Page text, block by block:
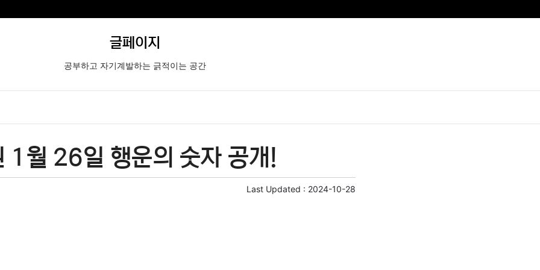
글페이지
공부하고 자기계발하는 긁적이는 공간
1월 26일 행운의 숫자 공개!
Last Updated : 2024-10-28